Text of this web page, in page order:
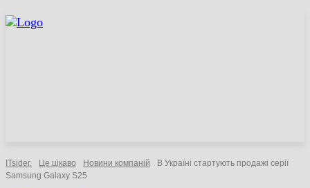
ITsider. Це цікаво Новини компаній В Україні стартують продажі серії
Samsung Galaxy S25